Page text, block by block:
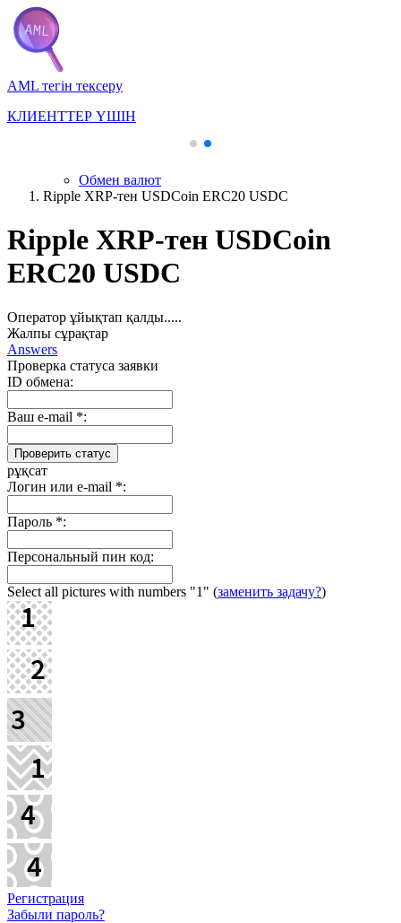
AML тегін тексеру
КЛИЕНТТЕР ҮШІН
Обмен валют
Ripple XRP-тен USDCoin ERC20 USDC
Ripple XRP-тен USDCoin
ERC20 USDC
Оператор ұйықтап қалды.....
Жалпы сұрақтар
Answers
Проверка статуса заявки
ID обмена:
Ваш e-mail *:
рұқсат
Логин или e-mail *:
Пароль *:
Персональный пин код:
Select all pictures with numbers "1" (заменить задачу?)
Регистрация
Забыли пароль?